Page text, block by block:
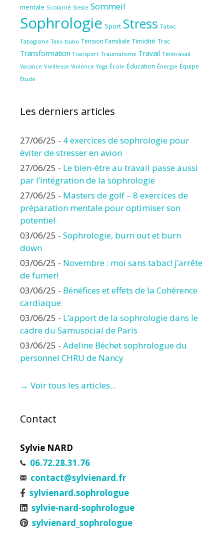
mentale Scolarité Sieste Sommeil
Sophrologie Sport Stress Tabac
Tabagisme Tako tsubo Tension Familiale Timidité Trac
Transformation Transport Traumatisme Travail Télétravail
Vacance Vieillesse Violence Yoga École Éducation Énergie Équipe
Étude
Les derniers articles
27/06/25 - 4 exercices de sophrologie pour
éviter de stresser en avion
27/06/25 - Le bien-être au travail passe aussi
par l’intégration de la sophrologie
27/06/25 - Masters de golf – 8 exercices de
préparation mentale pour optimiser son
potentiel
03/06/25 - Sophrologie, burn out et burn
down
03/06/25 - Novembre : moi sans tabac! j’arrête
de fumer!
03/06/25 - Bénéfices et effets de la Cohérence
cardiaque
03/06/25 - L’apport de la sophrologie dans le
cadre du Samusocial de Paris
03/06/25 - Adeline Béchet sophrologue du
personnel CHRU de Nancy
→ Voir tous les articles...
Contact
Sylvie NARD
06.72.28.31.76
contact@sylvienard.fr
sylvienard.sophrologue
sylvie-nard-sophrologue
sylvienard_sophrologue